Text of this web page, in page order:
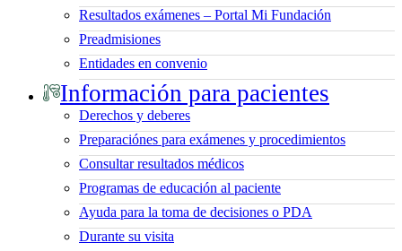
Resultados exámenes – Portal Mi Fundación
Preadmisiones
Entidades en convenio
Información para pacientes
Derechos y deberes
Preparaciónes para exámenes y procedimientos
Consultar resultados médicos
Programas de educación al paciente
Ayuda para la toma de decisiones o PDA
Durante su visita